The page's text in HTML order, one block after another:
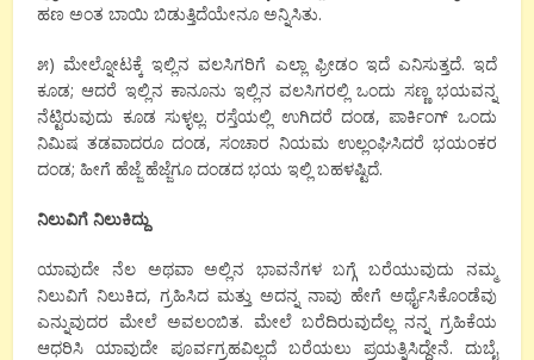
ಹಣ ಅಂತ ಬಾಯಿ ಬಿಡುತ್ತಿದೆಯೇನೂ ಅನ್ನಿಸಿತು.
೫) ಮೇಲ್ನೋಟಕ್ಕೆ ಇಲ್ಲಿನ ವಲಸಿಗರಿಗೆ ಎಲ್ಲಾ ಫ್ರೀಡಂ ಇದೆ ಎನಿಸುತ್ತದೆ. ಇದೆ
ಕೂಡ; ಆದರೆ ಇಲ್ಲಿನ ಕಾನೂನು ಇಲ್ಲಿನ ವಲಸಿಗರಲ್ಲಿ ಒಂದು ಸಣ್ಣ ಭಯವನ್ನ
ನೆಟ್ಟಿರುವುದು ಕೂಡ ಸುಳ್ಳಲ್ಲ. ರಸ್ತೆಯಲ್ಲಿ ಉಗಿದರೆ ದಂಡ, ಪಾರ್ಕಿಂಗ್ ಒಂದು
ನಿಮಿಷ ತಡವಾದರೂ ದಂಡ, ಸಂಚಾರ ನಿಯಮ ಉಲ್ಲಂಘಿಸಿದರೆ ಭಯಂಕರ
ದಂಡ; ಹೀಗೆ ಹೆಜ್ಜೆ ಹೆಜ್ಜೆಗೂ ದಂಡದ ಭಯ ಇಲ್ಲಿ ಬಹಳಷ್ಟಿದೆ.
ನಿಲುವಿಗೆ ನಿಲುಕಿದ್ದು
ಯಾವುದೇ ನೆಲ ಅಥವಾ ಅಲ್ಲಿನ ಭಾವನೆಗಳ ಬಗ್ಗೆ ಬರೆಯುವುದು ನಮ್ಮ
ನಿಲುವಿಗೆ ನಿಲುಕಿದ, ಗ್ರಹಿಸಿದ ಮತ್ತು ಅದನ್ನ ನಾವು ಹೇಗೆ ಅರ್ಥೈಸಿಕೊಂಡೆವು
ಎನ್ನುವುದರ ಮೇಲೆ ಅವಲಂಬಿತ. ಮೇಲೆ ಬರೆದಿರುವುದೆಲ್ಲ ನನ್ನ ಗ್ರಹಿಕೆಯ
ಆಧರಿಸಿ ಯಾವುದೇ ಪೂರ್ವಗ್ರಹವಿಲ್ಲದೆ ಬರೆಯಲು ಪ್ರಯತ್ನಿಸಿದ್ದೇನೆ. ದುಬೈ